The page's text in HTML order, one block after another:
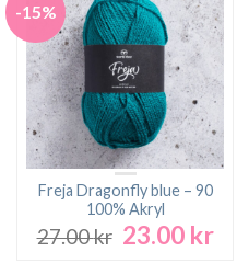
-15%
Freja Dragonfly blue – 90
100% Akryl
27.00kr Det
23.00 krDet